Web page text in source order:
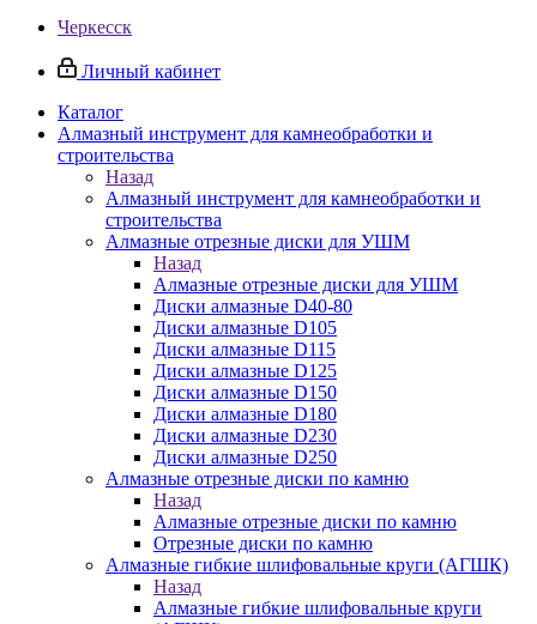
Черкесск
Личный кабинет
Каталог
Алмазный инструмент для камнеобработки и
строительства
Назад
Алмазный инструмент для камнеобработки и
строительства
Алмазные отрезные диски для УШМ
Назад
Алмазные отрезные диски для УШМ
Диски алмазные D40-80
Диски алмазные D105
Диски алмазные D115
Диски алмазные D125
Диски алмазные D150
Диски алмазные D180
Диски алмазные D230
Диски алмазные D250
Алмазные отрезные диски по камню
Назад
Алмазные отрезные диски по камню
Отрезные диски по камню
Алмазные гибкие шлифовальные круги (АГШК)
Назад
Алмазные гибкие шлифовальные круги